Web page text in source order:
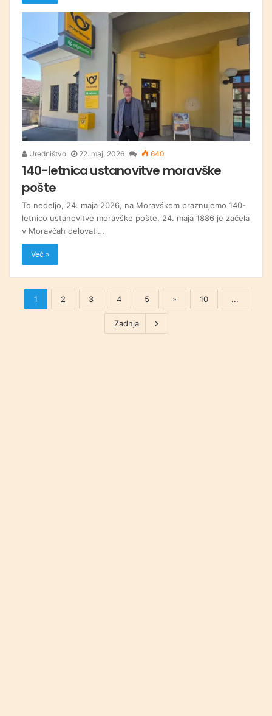
Uredništvo 22. maj, 2026 640
140-letnica ustanovitve moravške
pošte
To nedeljo, 24. maja 2026, na Moravškem praznujemo 140-
letnico ustanovitve moravške pošte. 24. maja 1886 je začela
v Moravčah delovati…
Več »
1 2 3 4 5 » 10 ...
Zadnja